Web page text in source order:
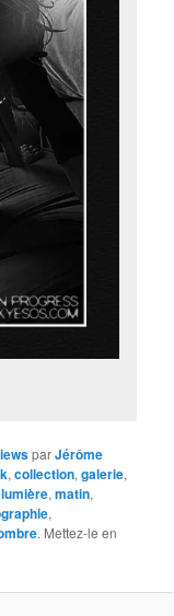
parJérôme
,collection,galerie,
lumière,matin,
,
. Mettez-le en